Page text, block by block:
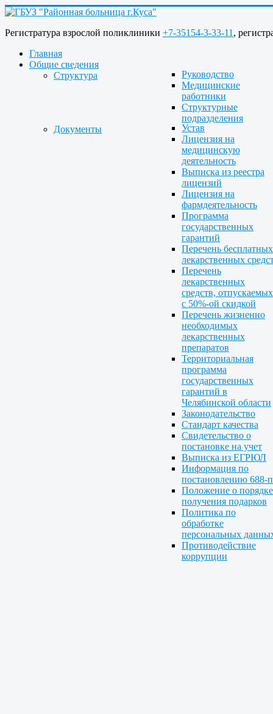
Регистратура взрослой поликлиники +7-35154-3-33-11 ,
Главная
Общие сведения
Структура
Руководство
Медицинские
работники
Структурные
подразделения
Документы
Устав
Лицензия на
медицинскую
деятельность
Выписка из реестра
лицензий
Лицензия на
фармдеятельность
Программа
государственных
гарантий
Перечень бесплатных
лекарственных
Перечень
лекарственных
средств, отпускаемых
с 50%-ой скидкой
Перечень жизненно
необходимых
лекарственных
препаратов
Территориальная
программа
государственных
гарантий в
Челябинской области
Законодательство
Стандарт качества
Свидетельство о
постановке на учет
Выписка из ЕГРЮЛ
Информация по
постановлению 688-п
Положение о порядке
получения подарков
Политика по
обработке
персональных
Противодействие
коррупции